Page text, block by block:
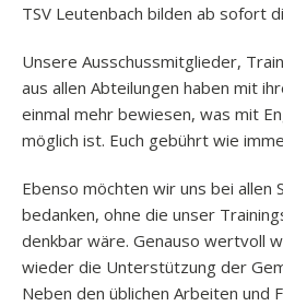
TSV Leutenbach bilden ab sofort
Unsere Ausschussmitglieder,
aus allen Abteilungen haben mit
einmal mehr bewiesen, was mit
möglich ist. Euch gebührt wie
Ebenso möchten wir uns bei allen
bedanken, ohne die unser
denkbar wäre. Genauso wertvoll
wieder die Unterstützung der
Neben den üblichen Arbeiten und